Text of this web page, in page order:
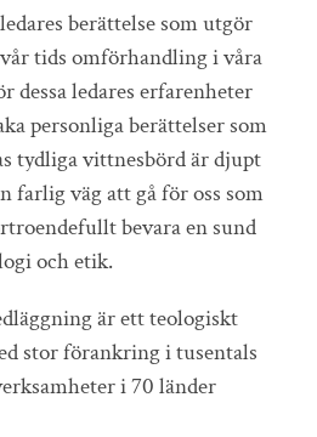
berättelse som utgör
tids omförhandling i våra
ledares erfarenheter
personliga berättelser som
tydliga vittnesbörd är djupt
farlig väg att gå för oss som
bevara en sund
och etik.
är ett teologiskt
stor förankring i tusentals
i 70 länder